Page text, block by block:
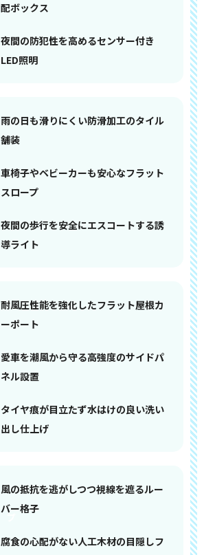
配ボックス
夜間の防犯性を高めるセンサー付き
LED照明
雨の日も滑りにくい防滑加工のタイル
舗装
車椅子やベビーカーも安心なフラット
スロープ
夜間の歩行を安全にエスコートする誘
導ライト
耐風圧性能を強化したフラット屋根カ
ーポート
愛車を潮風から守る高強度のサイドパ
ネル設置
タイヤ痕が目立たず水はけの良い洗い
出し仕上げ
風の抵抗を逃がしつつ視線を遮るルー
バー格子
腐食の心配がない人工木材の目隠しフ